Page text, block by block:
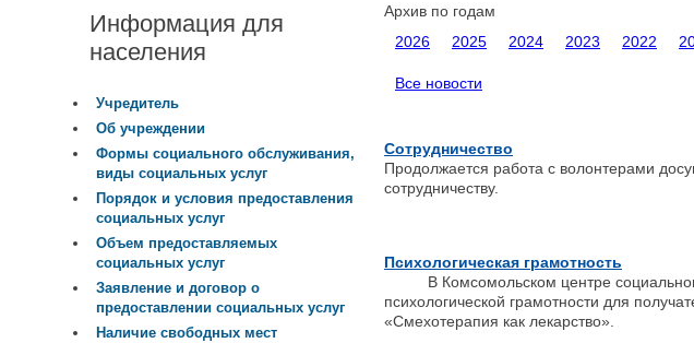
Архив по годам
2026
2025 2024 2023 2022
Все новости
Сотрудничество
Продолжается работа с волонтерами
сотрудничеству.
Психологическая грамотность
В Комсомольском центре
психологической грамотности для
«Смехотерапия как лекарство».
Информация для
населения
Учредитель
Об учреждении
Формы социального обслуживания,
виды социальных услуг
Порядок и условия предоставления
социальных услуг
Объем предоставляемых
социальных услуг
Заявление и договор о
предоставлении социальных услуг
Наличие свободных мест